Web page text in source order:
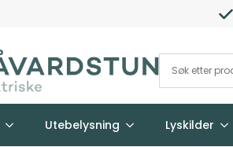
Utebelysning Lyskilder